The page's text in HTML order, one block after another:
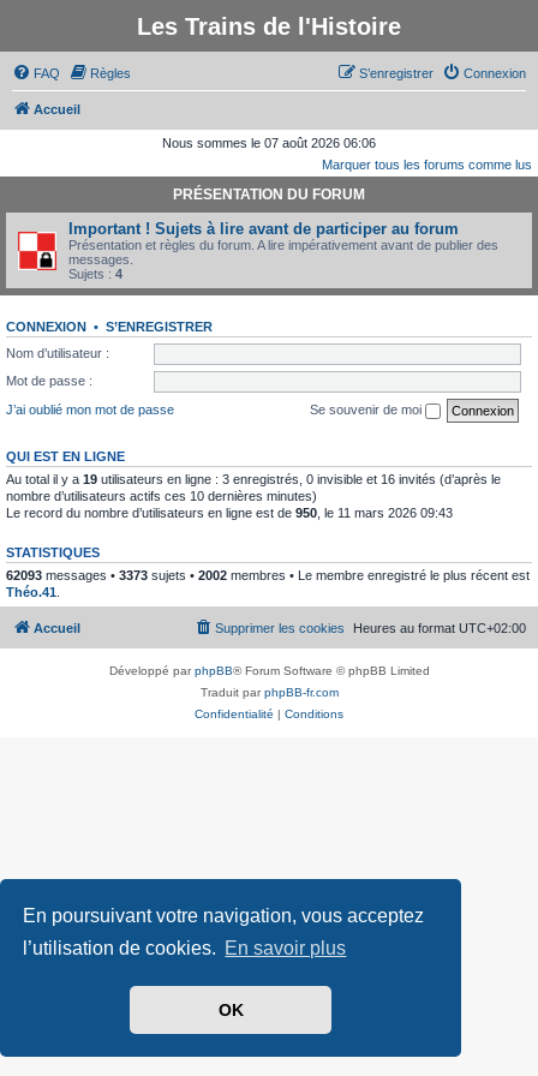
En poursuivant votre navigation, vous acceptez
l’utilisation de cookies. En savoir plus
OK
Les Trains de l'Histoire
FAQ Règles Connexion
S’enregistrer
Accueil
Nous sommes le 07 août 2026 06:06
Marquer tous les forums comme lus
PRÉSENTATION DU FORUM
Important ! Sujets à lire avant de participer au forum
Présentation et règles du forum. A lire impérativement avant de publier des
messages.
Sujets : 4
CONNEXION • S’ENREGISTRER
Nom d’utilisateur :
Mot de passe :
J’ai oublié mon mot de passe
Se souvenir de moi
QUI EST EN LIGNE
Au total il y a 19 utilisateurs en ligne : 3 enregistrés, 0 invisible et 16 invités (d’après le
nombre d’utilisateurs actifs ces 10 dernières minutes)
Le record du nombre d’utilisateurs en ligne est de 950 , le 11 mars 2026 09:43
STATISTIQUES
62093 messages • 3373 sujets • 2002 membres • Le membre enregistré le plus récent est
Théo.41
Accueil Heures au format UTC+02:00
Supprimer les cookies
Développé parphpBB® Forum Software © phpBB Limited
Traduit parphpBB-fr.com
Confidentialité | Conditions